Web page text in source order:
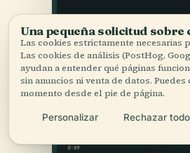
Una pequeña solicitud sobre
Las cookies estrictamente necesarias
Las cookies de análisis (PostHog,
ayudan a entender qué páginas
sin anuncios ni venta de datos.
momento desde el pie de página.
Personalizar Rechazar todo